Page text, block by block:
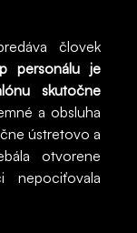
človek
personálu je
skutočne
a obsluha
ústretovo a
otvorene
nepociťovala